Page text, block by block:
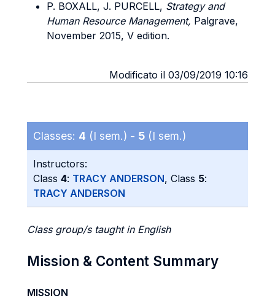
P. BOXALL, J. PURCELL, Strategy and
Human Resource Management, Palgrave,
November 2015, V edition.
Modificato il 03/09/2019 10:16
Classes: 4 (I sem.) - 5 (I sem.)
Instructors:
Class 4: TRACY ANDERSON, Class 5:
TRACY ANDERSON
Class group/s taught in English
Mission & Content Summary
MISSION